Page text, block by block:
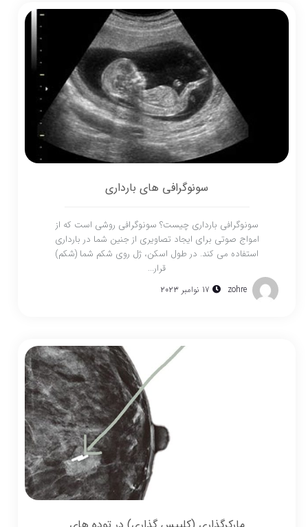
سونوگرافی های بارداری
سونوگرافی بارداری چیست؟ سونوگرافی روشی است که از
امواج صوتی برای ایجاد تصاویری از جنین شما در بارداری
استفاده می کند. در طول اسکن، ژل روی شکم شما (شکم)
قرار...
zohre 17 نوامبر 2023